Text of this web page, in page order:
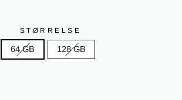
STØRRELSE
64 GB 128 GB